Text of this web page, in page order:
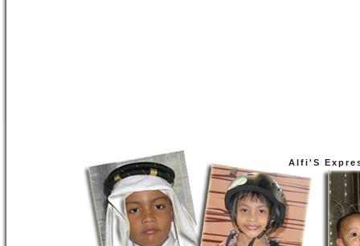
Alfi'S